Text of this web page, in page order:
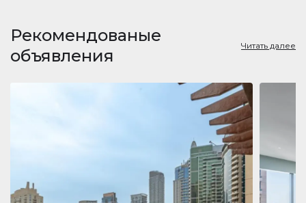
Рекомендованые
объявления
Читать далее